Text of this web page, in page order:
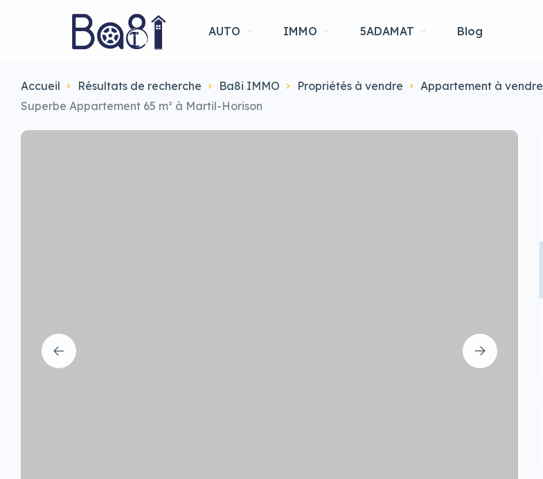
AUTO IMMO 5ADAMAT Blog
Accueil Résultats de recherche Ba8i IMMO Propriétés à vendre
Appartement à vendre
Superbe Appartement 65 m² à Martil-Horison